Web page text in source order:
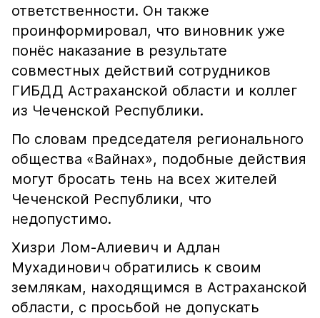
ответственности. Он также
проинформировал, что виновник уже
понёс наказание в результате
совместных действий сотрудников
ГИБДД Астраханской области и коллег
из Чеченской Республики.
По словам председателя регионального
общества «Вайнах», подобные действия
могут бросать тень на всех жителей
Чеченской Республики, что
недопустимо.
Хизри Лом-Алиевич и Адлан
Мухадинович обратились к своим
землякам, находящимся в Астраханской
области, с просьбой не допускать